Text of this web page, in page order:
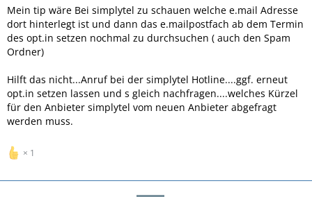
Ich muss vielleicht noch ergänzen, dass die Nummer vor
geraumer Zeit ins 1&1-Netz migriert wurde und der
Empfang seit dem unterirdisch ist.
Mein tip wäre Bei simplytel zu schauen welche e.mail Adresse
dort hinterlegt ist und dann das e.mailpostfach ab dem Termin
des opt.in setzen nochmal zu durchsuchen ( auch den Spam
Ordner)
Hilft das nicht...Anruf bei der simplytel Hotline....ggf. erneut
opt.in setzen lassen und s gleich nachfragen....welches Kürzel
für den Anbieter simplytel vom neuen Anbieter abgefragt
werden muss.
1